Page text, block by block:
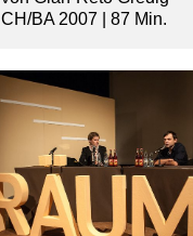
CH/BA 2007 | 87 Min.